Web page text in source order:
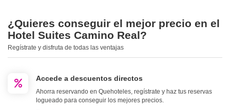
¿Quieres conseguir el mejor precio en el
Hotel Suites Camino Real?
Regístrate y disfruta de todas las ventajas
Accede a descuentos directos
Ahorra reservando en Quehoteles, regístrate y haz tus reservas
logueado para conseguir los mejores precios.